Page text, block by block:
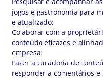
jogos e gastronomia para
e atualizado;
Colaborar com a
conteúdo eficazes e
empresa;
Fazer a curadoria de
responder a comentários e